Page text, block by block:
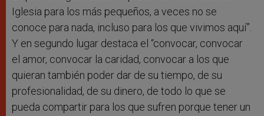
Iglesia para los más pequeños, a veces no se
conoce para nada, incluso para los que vivimos aquí”.
Y en segundo lugar destaca el “convocar, convocar
el amor, convocar la caridad, convocar a los que
quieran también poder dar de su tiempo, de su
profesionalidad, de su dinero, de todo lo que se
pueda compartir para los que sufren porque tener un